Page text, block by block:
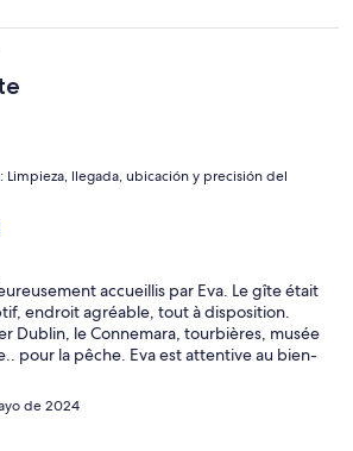
Limpieza, llegada, ubicación y precisión del
accueillis par Eva. Le gîte était
endroit agréable, tout à disposition.
Dublin, le Connemara, tourbières, musée
pour la pêche. Eva est attentive au bien-
de 2024